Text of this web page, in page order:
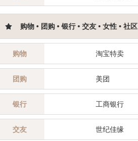
购物 • 团购 • 银行 • 交友 • 女性 • 社区
购物 淘宝特卖
团购 美团
银行 工商银行
交友 世纪佳缘